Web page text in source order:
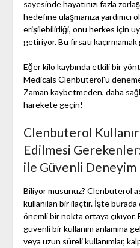
sayesinde hayatınızı fazla
hedefine ulaşmanıza yardımcı
erişilebilirliği, onu herkes için
getiriyor. Bu fırsatı
Eğer kilo kaybında etkili bir
Medicals Clenbuterol'ü
Zaman kaybetmeden, daha
harekete geçin!
Clenbuterol
Edilmesi
ile Güvenli Deneyim
Biliyor musunuz? Clenbuterol
kullanılan bir ilaçtır. İşte
önemli bir nokta ortaya çıkıyor.
güvenli bir kullanım anlamına
veya uzun süreli kullanımlar,